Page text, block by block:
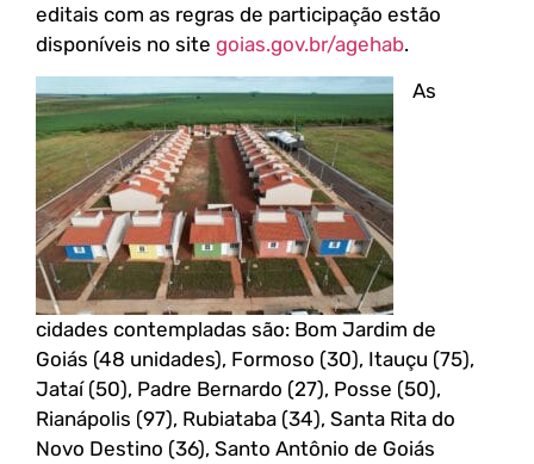
editais com as regras de participação estão
disponíveis no site goias.gov.br/agehab.
As
cidades contempladas são: Bom Jardim de
Goiás (48 unidades), Formoso (30), Itauçu (75),
Jataí (50), Padre Bernardo (27), Posse (50),
Rianápolis (97), Rubiataba (34), Santa Rita do
Novo Destino (36), Santo Antônio de Goiás